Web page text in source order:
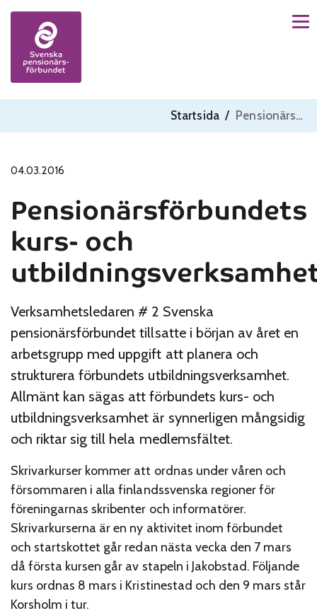
Skip to content
Startsida / Pensionärsförbundets kurs- och utbildningsverksamhet
04.03.2016
Pensionärsförbundets
kurs- och
Verksamhetsledaren # 2 Svenska
pensionärsförbundet tillsatte i början av året en
arbetsgrupp med uppgift att planera och
strukturera förbundets utbildningsverksamhet.
Allmänt kan sägas att förbundets kurs- och
utbildningsverksamhet är synnerligen mångsidig
och riktar sig till hela medlemsfältet.
Skrivarkurser kommer att ordnas under våren och
försommaren i alla finlandssvenska regioner för
föreningarnas skribenter och informatörer.
Skrivarkurserna är en ny aktivitet inom förbundet
och startskottet går redan nästa vecka den 7 mars
då första kursen går av stapeln i Jakobstad. Följande
kurs ordnas 8 mars i Kristinestad och den 9 mars står
Korsholm i tur.